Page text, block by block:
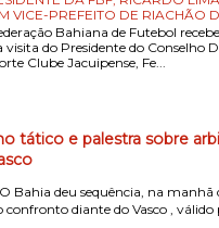
VICE-PREFEITO DE RIACHÃO
Bahiana de Futebol
visita do Presidente do Conselho
Clube Jacuipense, Fe...
tático e palestra sobre
Bahia deu sequência, na manhã
diante do Vasco , válido